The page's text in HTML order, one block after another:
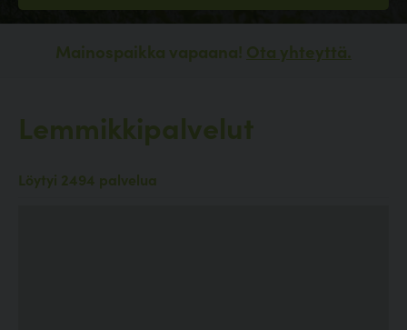
Mainospaikka vapaana! Ota yhteyttä.
Lemmikkipalvelut
Löytyi 2494 palvelua